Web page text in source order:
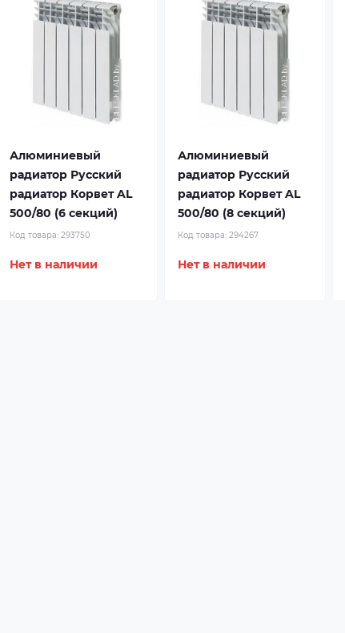
Алюминиевый
радиатор Русский
радиатор Корвет AL
500/80 (6 секций)
Код товара: 293750
Нет в наличии
Алюминиевый
радиатор Русский
радиатор Корвет AL
500/80 (8 секций)
Код товара: 294267
Нет в наличии